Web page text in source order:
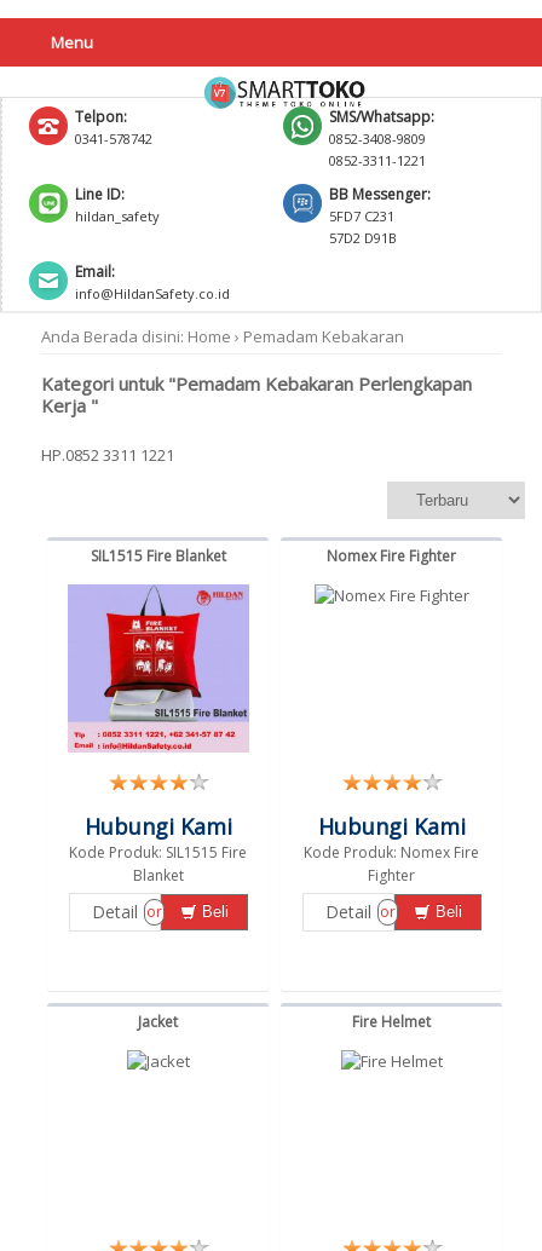
Menu
Telpon:
0341-578742
SMS/Whatsapp:
0852-3408-9809
0852-3311-1221
Line ID:
hildan_safety
BB Messenger:
5FD7 C231
57D2 D91B
Email:
info@HildanSafety.co.id
Anda Berada disini: Home › Pemadam Kebakaran
Kategori untuk "Pemadam Kebakaran Perlengkapan
Kerja "
HP.0852 3311 1221
SIL1515 Fire Blanket
Hubungi Kami
Kode Produk: SIL1515 Fire
Blanket
Detail or Beli
Nomex Fire Fighter
Hubungi Kami
Kode Produk: Nomex Fire
Fighter
Detail or Beli
Jacket Fire Helmet